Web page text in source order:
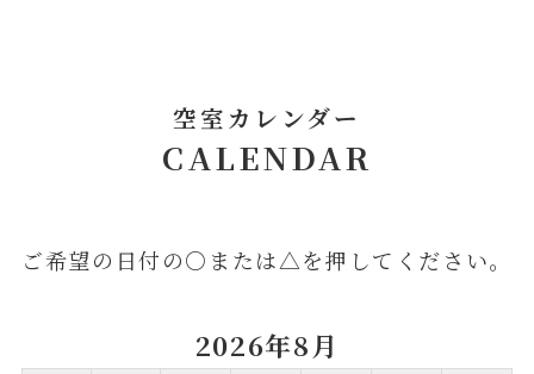
空室カレンダー
CALENDAR
ご希望の日付の○または△を押してください。
2026年8月